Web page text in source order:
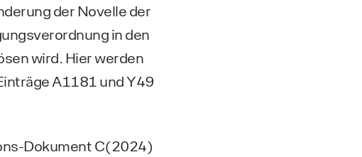
der Novelle der
in den
wird. Hier werden
A1181 und Y49
Dokument C(2024)